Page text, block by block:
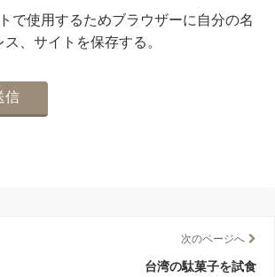
で使用するためブラウザーに自分の名
、サイトを保存する。
次のページへ
台湾の駄菓子を試食